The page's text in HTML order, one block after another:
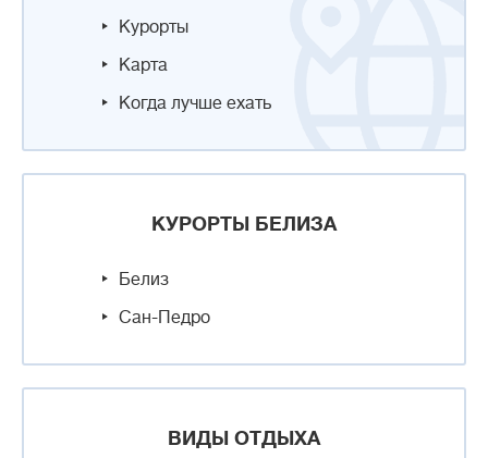
Курорты
Карта
Когда лучше ехать
КУРОРТЫ БЕЛИЗА
Белиз
Сан-Педро
ВИДЫ ОТДЫХА